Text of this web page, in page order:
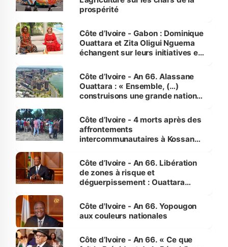
prospérité
Côte d’Ivoire - Gabon : Dominique
Ouattara et Zita Oligui Nguema
échangent sur leurs initiatives en
enfants
Côte d’Ivoire - An 66. Alassane
Ouattara : « Ensemble, (…)
construisons une grande nation
générations futures »
Côte d’Ivoire - 4 morts après des
affrontements
intercommunautaires à Kossandji
milieu des sinistrés
Côte d’Ivoire - An 66. Libération
de zones à risque et
déguerpissement : Ouattara
l'Etat de droit pour préserver les
vies humaines »
Côte d'Ivoire - An 66. Yopougon
aux couleurs nationales
Côte d’Ivoire - An 66. « Ce que